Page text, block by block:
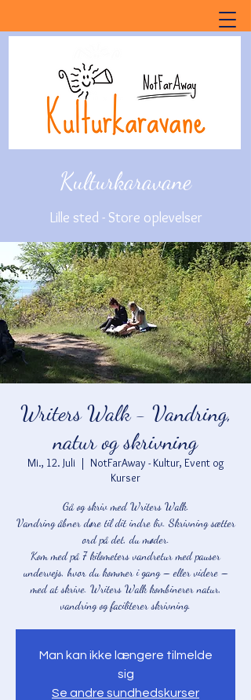
Kulturkaravane
Lille sted - Store oplevelser
Writers Walk - Vandring,
natur og skrivning
Mi., 12. Juli
  |
NotFarAway - Kultur, Event og
Kurser
Gå og skriv med Writers Walk.
Vandring åbner døre til dit indre liv. Skrivning sætter
ord på det, du møder.
Kom med på 7 kilometers vandretur med pauser
undervejs, hvor du kommer i gang – eller videre –
med at skrive. Writers Walk kombinerer natur,
vandring og faciliterer skrivning.
Man kan ikke længere tilmelde
sig
Se andre sundhedskurser